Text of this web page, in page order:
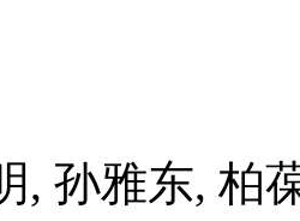
, 孙雅东, 柏